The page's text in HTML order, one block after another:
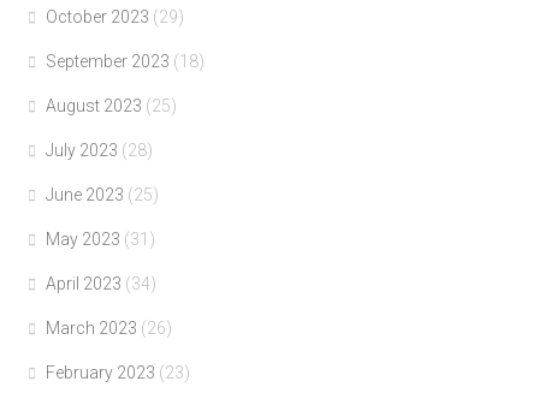
October 2023 (29)
September 2023 (18)
August 2023 (25)
July 2023 (28)
June 2023 (25)
May 2023 (31)
April 2023 (34)
March 2023 (26)
February 2023 (23)